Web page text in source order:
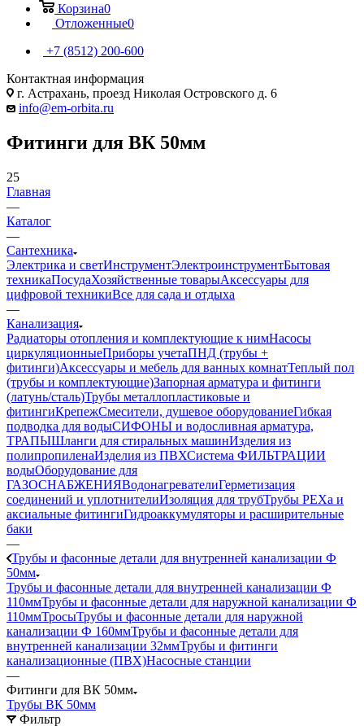
Корзина0
Отложенные0
+7 (8512) 200-600
Контактная информация
г. Астрахань, проезд Николая Островского д. 6
info@em-orbita.ru
Фитинги для ВК 50мм
25
Главная
—
Каталог
—
Сантехника
Электрика и светИнструментЭлектроинструментБытовая
техникаПосудаХозяйственные товарыАксессуары для
цифровой техникиВсе для сада и отдыха
—
Канализация
Радиаторы отопления и комплектующие к нимНасосы
циркуляционныеПриборы учетаПНД (трубы +
фитинги)Аксессуары и мебель для ванных комнатТеплый пол
(трубы и комплектующие)Запорная арматура и фитинги
(латунь/сталь)Трубы металлопластиковые и
фитингиКрепежСмесители, душевое оборудованиеГибкая
подводка для водыСИФОНЫ и водосливная арматура,
ТРАПЫШланги для стиральных машинИзделия из
полипропиленаИзделия из ПВХСистема ФИЛЬТРАЦИИ
водыОборудование для
ГАЗОСНАБЖЕНИЯВодонагревателиГерметизация
соединений и уплотнителиИзоляция для трубТрубы PEXa и
аксиальные фитингиГидроаккумуляторы и расширительные
баки
—
Трубы и фасонные детали для внутренней канализации Ф
50мм
Трубы и фасонные детали для внутренней канализации Ф
110ммТрубы и фасонные детали для наружной канализации Ф
110ммТросыТрубы и фасонные детали для наружной
канализации Ф 160ммТрубы и фасонные детали для
внутренней канализации 32ммТрубы и фитинги
канализационные (ПВХ)Насосные станции
—
Фитинги для ВК 50мм
Трубы ВК 50мм
Фильтр